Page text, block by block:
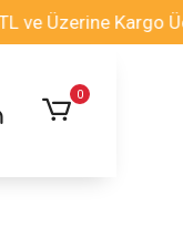
Kargo
0